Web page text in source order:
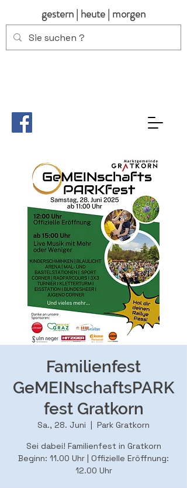
gestern | heute | morgen
Familienfest
GeMEINschaftsPARK
fest Gratkorn
Sa., 28. Juni
  |
Park Gratkorn
Sei dabei! Familienfest in Gratkorn
Beginn: 11.00 Uhr | Offizielle Eröffnung:
12.00 Uhr